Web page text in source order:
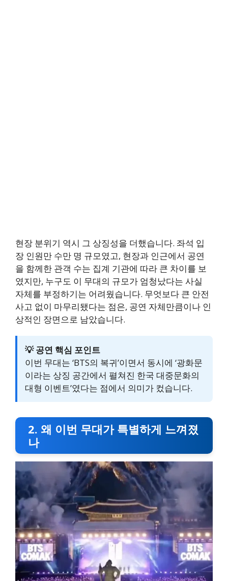
현장 분위기 역시 그 상징성을 더했습니다. 좌석 입
장 인원만 수만 명 규모였고, 현장과 인근에서 공연
을 함께한 관객 수는 집계 기관에 따라 큰 차이를 보
였지만, 누구도 이 무대의 규모가 엄청났다는 사실
자체를 부정하기는 어려웠습니다. 무엇보다 큰 안전
사고 없이 마무리됐다는 점은, 공연 자체만큼이나 인
상적인 장면으로 남았습니다.
💡 공연 핵심 포인트
이번 무대는 ‘BTS의 복귀’이면서 동시에 ‘광화문
이라는 상징 공간에서 펼쳐진 한국 대중문화의
대형 이벤트’였다는 점에서 의미가 컸습니다.
2. 왜 이번 무대가 특별하게 느껴졌
나